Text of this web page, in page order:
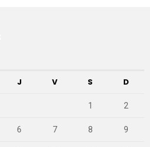
J V S D
1 2
6 7 8 9